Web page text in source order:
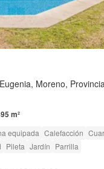
Moreno,
m²
equipada Calefacción
Pileta Jardín Parrilla